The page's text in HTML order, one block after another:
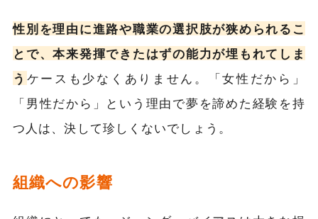
性別を理由に進路や職業の選択肢が狭められるこ
とで、本来発揮できたはずの能力が埋もれてしま
う ケースも少なくありません。「女性だから」
「男性だから」という理由で夢を諦めた経験を持
つ人は、決して珍しくないでしょう。
組織への影響